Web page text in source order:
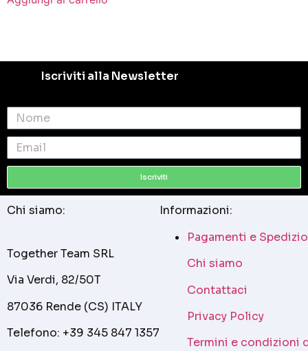
Iscriviti alla Newsletter
Iscriviti
Chi siamo:
Together Team SRL
Via Verdi, 82/50T
87036 Rende (CS) ITALY
Telefono: +39 345 847 1357
Informazioni:
Pagamenti e
Chi siamo
Contattaci
Privacy Policy
Termini e condizioni